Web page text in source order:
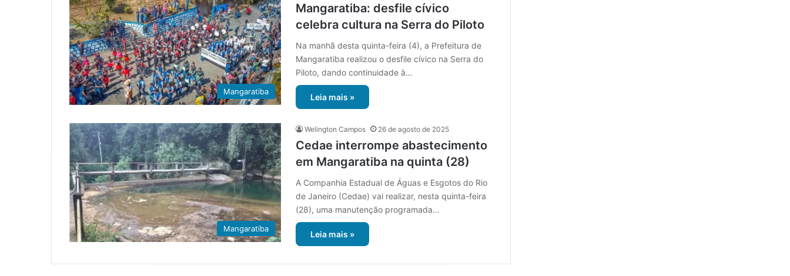
Mangaratiba
Mangaratiba: desfile cívico
celebra cultura na Serra do Piloto
Na manhã desta quinta-feira (4), a Prefeitura de
Mangaratiba realizou o desfile cívico na Serra do
Piloto, dando continuidade à…
Leia mais »
Mangaratiba
Welington Campos 26 de agosto de 2025
Cedae interrompe abastecimento
em Mangaratiba na quinta (28)
A Companhia Estadual de Águas e Esgotos do Rio
de Janeiro (Cedae) vai realizar, nesta quinta-feira
(28), uma manutenção programada…
Leia mais »